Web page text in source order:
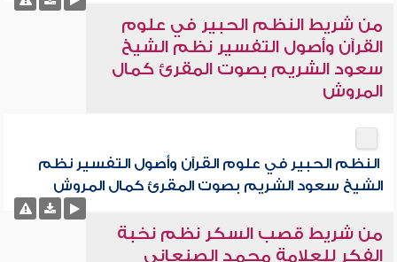
من شريط النظم الحبير في علوم
القرآن وأصول التفسير نظم الشيخ
سعود الشريم بصوت المقرئ كمال
المروش
النظم الحبير في علوم القرآن وأصول التفسير نظم
الشيخ سعود الشريم بصوت المقرئ كمال المروش
من شريط قصب السكر نظم نخبة
الفكر للعلامة محمد الصنعاني